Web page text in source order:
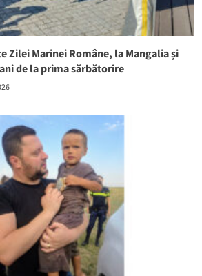
Zilei Marinei Române, la Mangalia și
de la prima sărbătorire